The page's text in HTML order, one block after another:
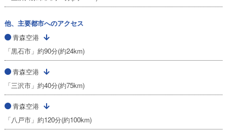
他、主要都市へのアクセス
青森空港
「黒石市」約90分(約24km)
青森空港
「三沢市」約40分(約75km)
青森空港
「八戸市」約120分(約100km)